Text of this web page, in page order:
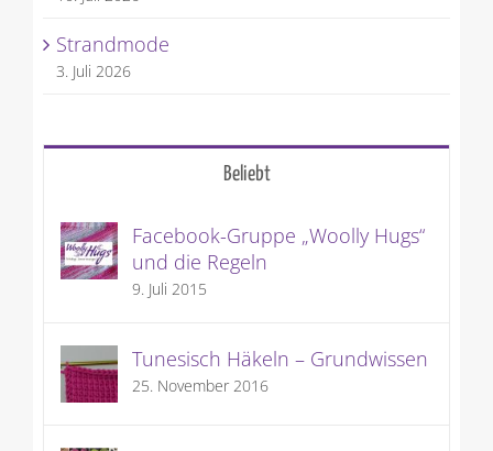
Strandmode
3. Juli 2026
Beliebt
Facebook-Gruppe „Woolly Hugs“
und die Regeln
9. Juli 2015
Tunesisch Häkeln – Grundwissen
25. November 2016